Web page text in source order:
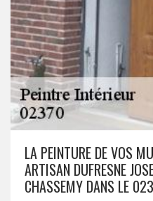
LA PEINTURE DE VOS
ARTISAN DUFRESNE
CHASSEMY DANS LE